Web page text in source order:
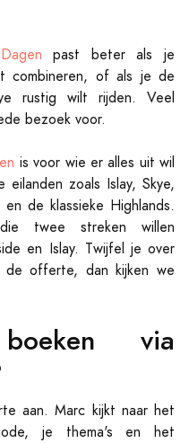
past beter als je
combineren, of als je de
rustig wilt rijden. Veel
bezoek voor.
is voor wie er alles uit wil
zoals Islay, Skye,
de klassieke Highlands.
twee streken willen
en Islay. Twijfel je over
offerte, dan kijken we
via
aan. Marc kijkt naar het
je thema's en het